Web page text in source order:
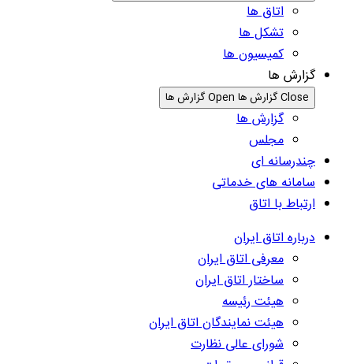
اتاق ها
تشکل ها
کمیسیون ها
گزارش ها
Close گزارش ها Open گزارش ها
گزارش ها
مجلس
چندرسانه ای
سامانه های خدماتی
ارتباط با اتاق
درباره اتاق ایران
معرفی اتاق ایران
ساختار اتاق ایران
هیئت رئیسه
هیئت نمایندگان اتاق ایران
شورای عالی نظارت